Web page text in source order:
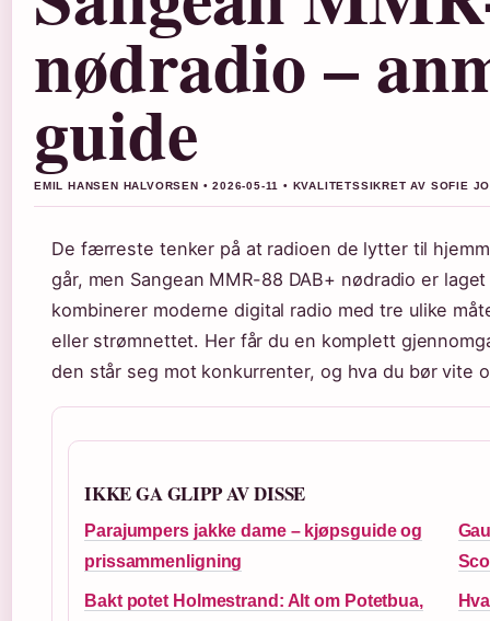
nødradio –
guide
EMIL HANSEN HALVORSEN • 2026-05-11 • KVALITETSSIKRET AV SOFIE
De færreste tenker på at radioen de lytter til
går, men Sangean MMR-88 DAB+ nødradio er
kombinerer moderne digital radio med tre ulike
eller strømnettet. Her får du en komplett
den står seg mot konkurrenter, og hva du bør vite
IKKE GA GLIPP AV DISSE
Parajumpers jakke dame – kjøpsguide og
prissammenligning
Bakt potet Holmestrand: Alt om Potetbua,